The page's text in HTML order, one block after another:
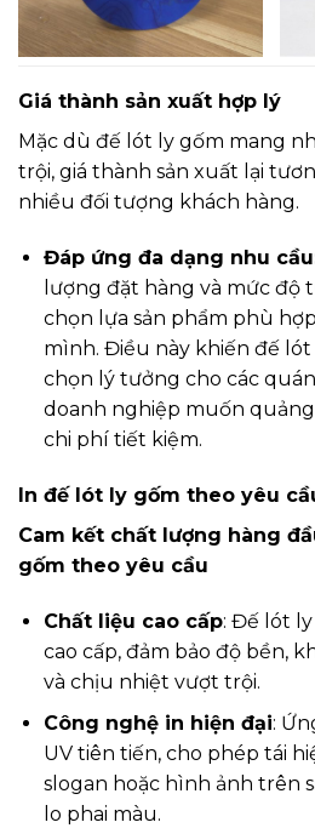
Giá thành sản xuất hợp lý
Mặc dù đế lót ly gốm mang
trội, giá thành sản xuất lại
nhiều đối tượng khách hàng.
Đáp ứng đa dạng nhu
lượng đặt hàng và mức độ
chọn lựa sản phẩm phù
mình. Điều này khiến đế
chọn lý tưởng cho các
doanh nghiệp muốn
chi phí tiết kiệm.
In đế lót ly gốm theo yêu
Cam kết chất lượng hàng
gốm theo yêu cầu
Chất liệu cao cấp: Đế lót
cao cấp, đảm bảo độ bền,
và chịu nhiệt vượt trội.
Công nghệ in hiện đại:
UV tiên tiến, cho phép tái
slogan hoặc hình ảnh trên
lo phai màu.